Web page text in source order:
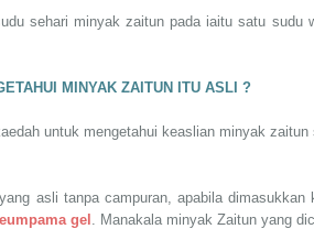
sehari minyak zaitun pada iaitu satu sudu
MINYAK ZAITUN ITU ASLI ?
untuk mengetahui keaslian minyak zaitun
asli tanpa campuran, apabila
gel . Manakala minyak Zaitun yang